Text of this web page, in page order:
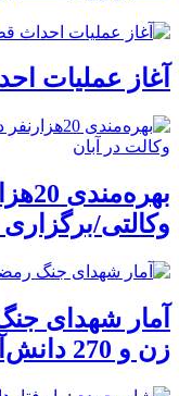
آغاز عملیات
وکالتی/
زن و 270 دانش‌آموز